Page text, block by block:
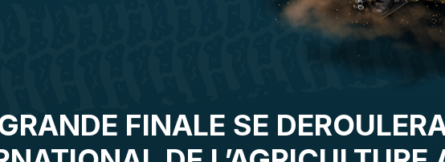
FINALE SE